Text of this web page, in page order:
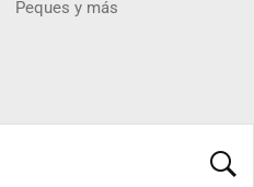
Peques y más